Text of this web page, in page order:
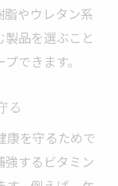
脂やウレタン系
品を選ぶこと
できます。
る
康を守るためで
強するビタミン